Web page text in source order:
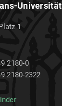
1
2180-0
2180-2322